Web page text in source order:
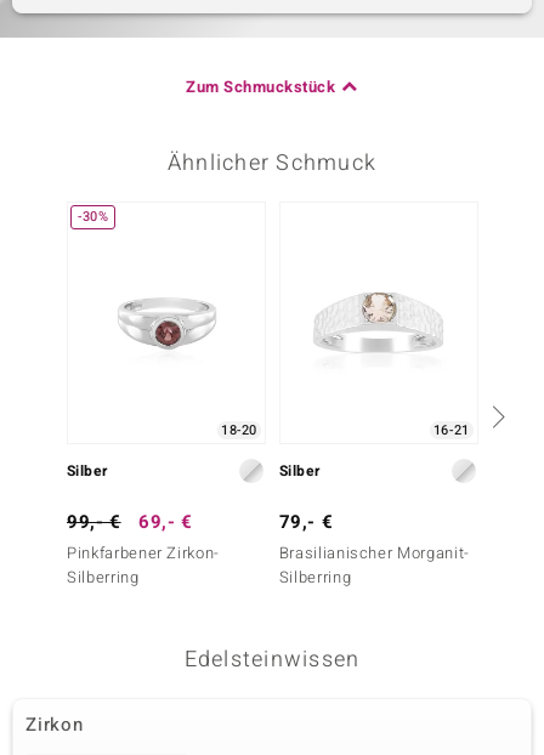
Zum Schmuckstück
Ähnlicher Schmuck
-30%
18-20
Silber
99,- € 69,- €
Pinkfarbener Zirkon-
Silberring
16-21
Silber
79,- €
Brasilianischer Morganit-
Silberring
Edelsteinwissen
Zirkon